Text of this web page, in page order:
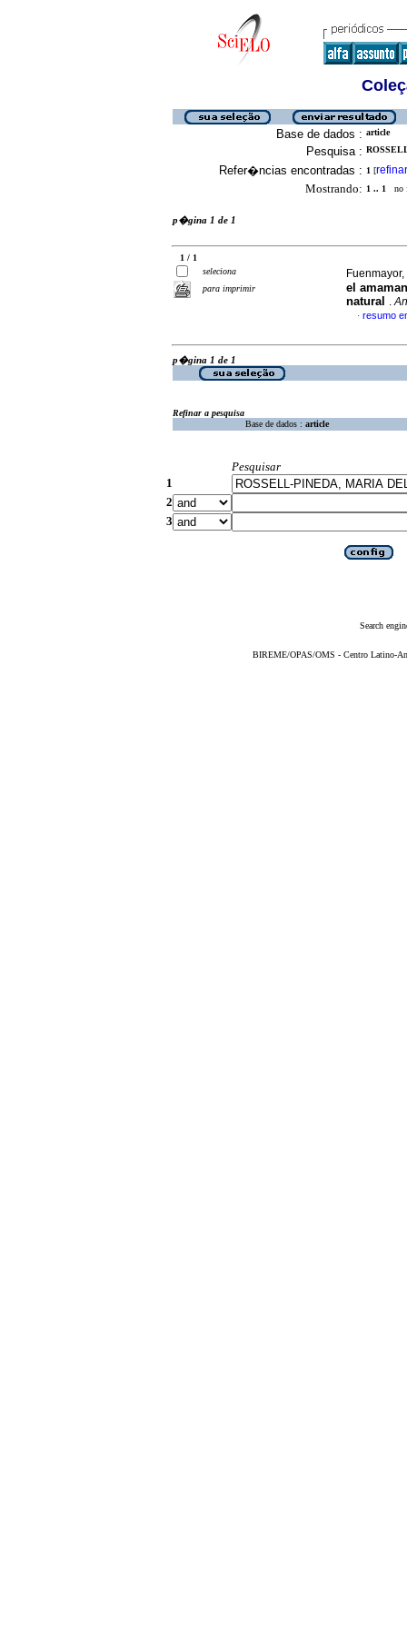
Base de dados : article
Pesquisa :
Refer�ncias encontradas : 1 [refinar
Mostrando: 1 .. 1 no
p�gina 1 de 1
1 / 1
seleciona
para imprimir
el
natural .
· resumo
p�gina 1 de 1
Refinar a pesquisa
Base de dados : article
Pesquisar
1
2
3
Search
BIREME/OPAS/OMS - Centro Latino-